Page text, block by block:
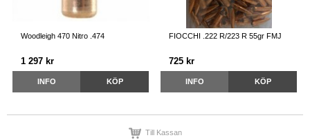
Woodleigh 470 Nitro .474
1 297 kr
INFO KÖP
FIOCCHI .222 R/223 R 55gr FMJ
725 kr
INFO KÖP
Till Kassan